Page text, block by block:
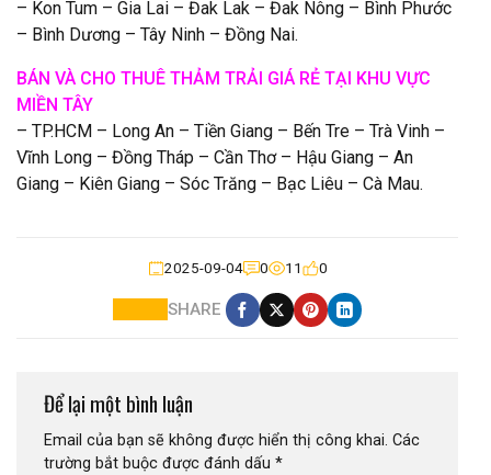
– Kon Tum – Gia Lai – Đak Lak – Đak Nông – Bình Phước
– Bình Dương – Tây Ninh – Đồng Nai.
BÁN VÀ CHO THUÊ THẢM TRẢI GIÁ RẺ TẠI KHU VỰC
MIỀN TÂY
– TP.HCM – Long An – Tiền Giang – Bến Tre – Trà Vinh –
Vĩnh Long – Đồng Tháp – Cần Thơ – Hậu Giang – An
Giang – Kiên Giang – Sóc Trăng – Bạc Liêu – Cà Mau.
2025-09-04 0 11 0
SHARE
Để lại một bình luận
Email của bạn sẽ không được hiển thị công khai. Các
trường bắt buộc được đánh dấu *